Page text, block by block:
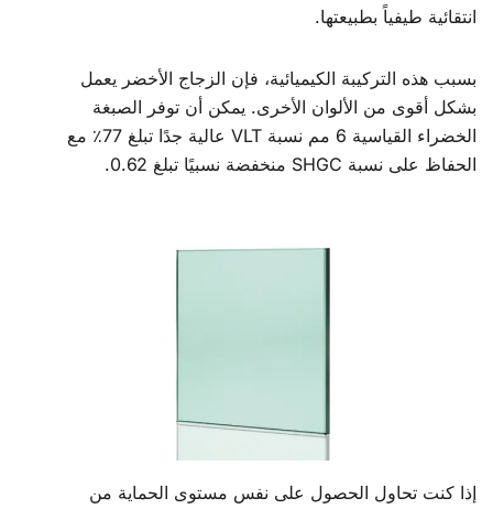
انتقائية طيفياً بطبيعتها.
بسبب هذه التركيبة الكيميائية، فإن الزجاج الأخضر يعمل
بشكل أقوى من الألوان الأخرى. يمكن أن توفر الصبغة
الخضراء القياسية 6 مم نسبة VLT عالية جدًا تبلغ 77٪ مع
الحفاظ على نسبة SHGC منخفضة نسبيًا تبلغ 0.62.
إذا كنت تحاول الحصول على نفس مستوى الحماية من